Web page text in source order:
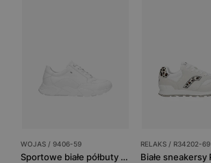
WOJAS / 9406-59
Sportowe białe półbuty damskie
RELAKS / R34202-69